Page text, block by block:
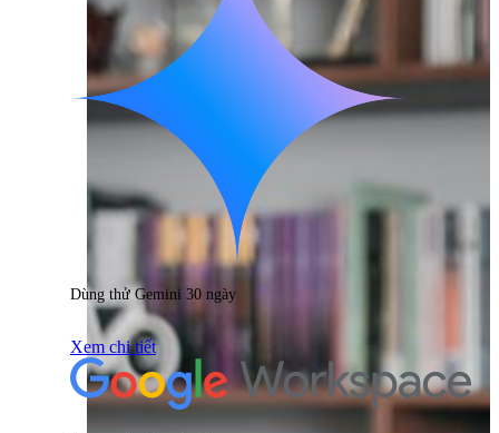
Dùng thử Gemini 30 ngày
Xem chi tiết